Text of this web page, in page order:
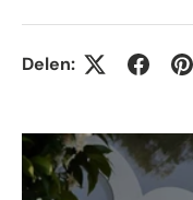
Delen: